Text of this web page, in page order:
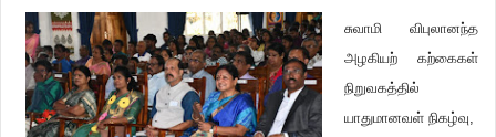
சுவாமி விபுலானந்த
அழகியற் கற்கைகள்
நிறுவகத்தில்
யாதுமானவள் நிகழ்வு,